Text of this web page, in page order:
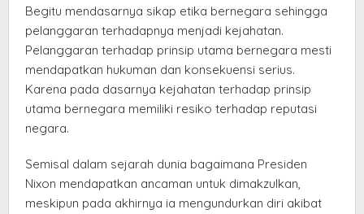
Begitu mendasarnya sikap etika bernegara sehingga
pelanggaran terhadapnya menjadi kejahatan.
Pelanggaran terhadap prinsip utama bernegara mesti
mendapatkan hukuman dan konsekuensi serius.
Karena pada dasarnya kejahatan terhadap prinsip
utama bernegara memiliki resiko terhadap reputasi
negara.
Semisal dalam sejarah dunia bagaimana Presiden
Nixon mendapatkan ancaman untuk dimakzulkan,
meskipun pada akhirnya ia mengundurkan diri akibat